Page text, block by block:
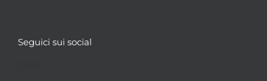
Seguici sui social